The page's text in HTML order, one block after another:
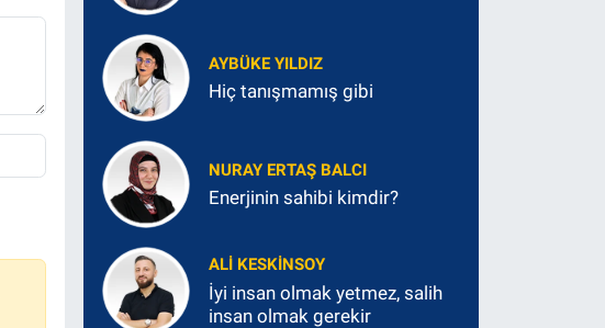
AYBÜKE YILDIZ
Hiç tanışmamış gibi
NURAY ERTAŞ BALCI
Enerjinin sahibi kimdir?
ALI KESKINSOY
İyi insan olmak yetmez, salih
insan olmak gerekir